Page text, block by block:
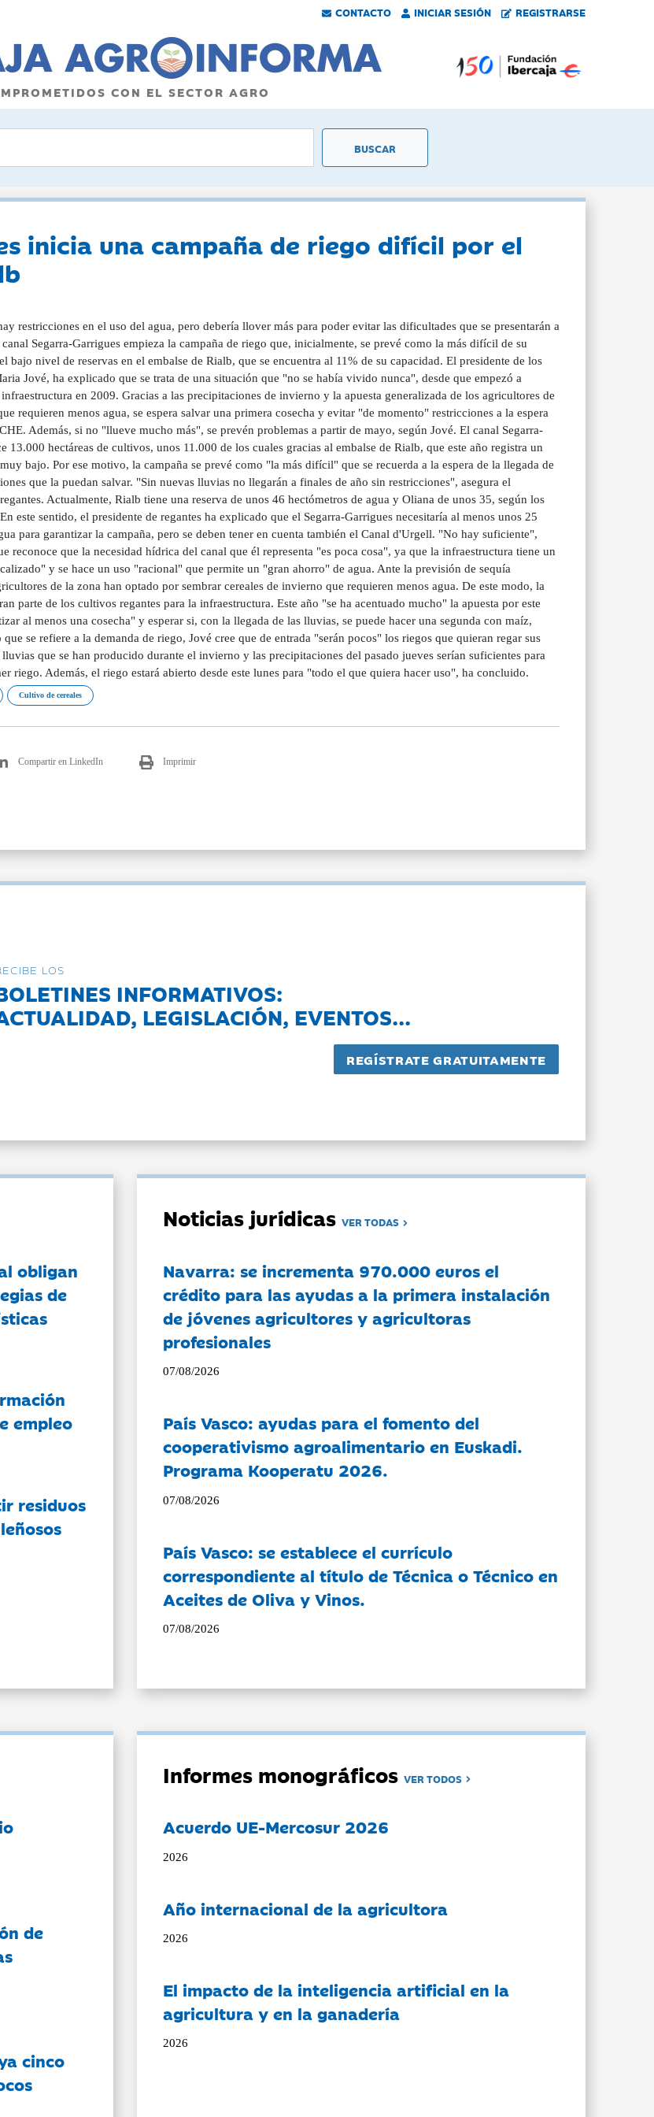
CONTACTO INICIAR SESIÓN REGISTRARSE
CON EL SECTOR AGRO
inicia una campaña de riego difícil por el
restricciones en el uso del agua, pero debería llover más para poder evitar las dificultades que se presentarán a
Segarra-Garrigues empieza la campaña de riego que, inicialmente, se prevé como la más difícil de su
bajo nivel de reservas en el embalse de Rialb, que se encuentra al 11% de su capacidad. El presidente de los
Jové, ha explicado que se trata de una situación que "no se había vivido nunca", desde que empezó a
en 2009. Gracias a las precipitaciones de invierno y la apuesta generalizada de los agricultores de
requieren menos agua, se espera salvar una primera cosecha y evitar "de momento" restricciones a la espera
Además, si no "llueve mucho más", se prevén problemas a partir de mayo, según Jové. El canal Segarra-
13.000 hectáreas de cultivos, unos 11.000 de los cuales gracias al embalse de Rialb, que este año registra un
bajo. Por ese motivo, la campaña se prevé como "la más difícil" que se recuerda a la espera de la llegada de
que la puedan salvar. "Sin nuevas lluvias no llegarán a finales de año sin restricciones", asegura el
Actualmente, Rialb tiene una reserva de unos 46 hectómetros de agua y Oliana de unos 35, según los
este sentido, el presidente de regantes ha explicado que el Segarra-Garrigues necesitaría al menos unos 25
para garantizar la campaña, pero se deben tener en cuenta también el Canal d'Urgell. "No hay suficiente",
reconoce que la necesidad hídrica del canal que él representa "es poca cosa", ya que la infraestructura tiene un
y se hace un uso "racional" que permite un "gran ahorro" de agua. Ante la previsión de sequía
de la zona han optado por sembrar cereales de invierno que requieren menos agua. De este modo, la
parte de los cultivos regantes para la infraestructura. Este año "se ha acentuado mucho" la apuesta por este
al menos una cosecha" y esperar si, con la llegada de las lluvias, se puede hacer una segunda con maíz,
se refiere a la demanda de riego, Jové cree que de entrada "serán pocos" los riegos que quieran regar sus
que se han producido durante el invierno y las precipitaciones del pasado jueves serían suficientes para
riego. Además, el riego estará abierto desde este lunes para "todo el que quiera hacer uso", ha concluido.
Cultivo de cereales
Compartir en LinkedIn Imprimir
LOS
INFORMATIVOS:
LEGISLACIÓN, EVENTOS...
obligan
de
empleo
residuos
Noticias jurídicasVER TODAS
Navarra: se incrementa 970.000 euros el
crédito para las ayudas a la primera instalación
de jóvenes agricultores y agricultoras
profesionales
07/08/2026
País Vasco: ayudas para el fomento del
cooperativismo agroalimentario en Euskadi.
Programa Kooperatu 2026.
07/08/2026
País Vasco: se establece el currículo
correspondiente al título de Técnica o Técnico en
Aceites de Oliva y Vinos.
07/08/2026
de
cinco
Informes monográficosVER TODOS
Acuerdo UE-Mercosur 2026
2026
Año internacional de la agricultora
2026
El impacto de la inteligencia artificial en la
agricultura y en la ganadería
2026